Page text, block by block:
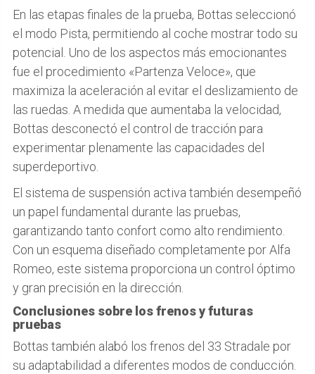
En las etapas finales de la prueba, Bottas seleccionó
el modo Pista, permitiendo al coche mostrar todo su
potencial. Uno de los aspectos más emocionantes
fue el procedimiento «Partenza Veloce», que
maximiza la aceleración al evitar el deslizamiento de
las ruedas. A medida que aumentaba la velocidad,
Bottas desconectó el control de tracción para
experimentar plenamente las capacidades del
superdeportivo.
El sistema de suspensión activa también desempeñó
un papel fundamental durante las pruebas,
garantizando tanto confort como alto rendimiento.
Con un esquema diseñado completamente por Alfa
Romeo, este sistema proporciona un control óptimo
y gran precisión en la dirección.
Conclusiones sobre los frenos y futuras
pruebas
Bottas también alabó los frenos del 33 Stradale por
su adaptabilidad a diferentes modos de conducción.